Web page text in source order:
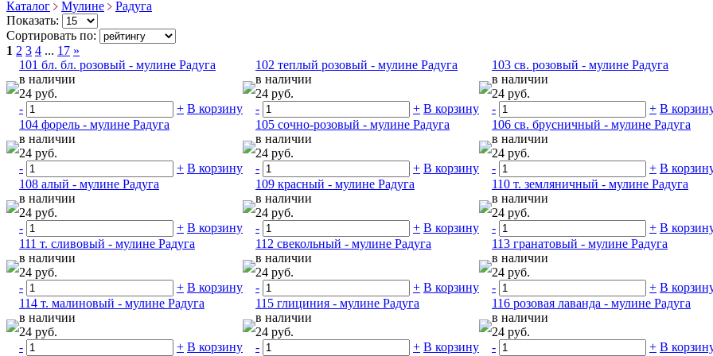
Каталог Мулине
Радуга
Показать:
Сортировать по:
1 2 3 4 ... 17 »
101 бл. бл. розовый - мулине Радуга
в наличии
24 руб.
-
+ В корзину
102 теплый розовый - мулине Радуга
в наличии
24 руб.
-
+ В корзину
103 св. розовый - мулине Радуга
в наличии
24 руб.
-
+ В
104 форель - мулине Радуга
в наличии
24 руб.
-
+ В корзину
105 сочно-розовый - мулине Радуга
в наличии
24 руб.
-
+ В корзину
106 св. брусничный - мулине Радуга
в наличии
24 руб.
-
+ В
108 алый - мулине Радуга
в наличии
24 руб.
-
+ В корзину
109 красный - мулине Радуга
в наличии
24 руб.
-
+ В корзину
110 т. земляничный - мулине Радуга
в наличии
24 руб.
-
+ В
111 т. сливовый - мулине Радуга
в наличии
24 руб.
-
+ В корзину
112 свекольный - мулине Радуга
в наличии
24 руб.
-
+ В корзину
113 гранатовый - мулине Радуга
в наличии
24 руб.
-
+ В
114 т. малиновый - мулине Радуга
в наличии
24 руб.
-
+ В корзину
115 глициния - мулине Радуга
в наличии
24 руб.
-
+ В корзину
116 розовая лаванда - мулине Радуга
в наличии
24 руб.
-
+ В